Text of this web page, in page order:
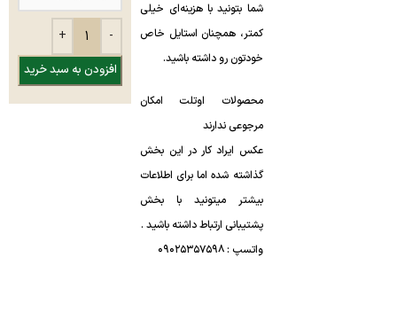
شما بتونید با هزینه‌ای خیلی
کمتر، همچنان استایل خاص
خودتون رو داشته باشید.
محصولات اوتلت امکان
مرجوعی ندارند
عکس ایراد کار در این بخش
گذاشته شده اما برای اطلاعات
بیشتر میتونید با بخش
پشتیبانی ارتباط داشته باشید .
واتسپ : ۰۹۰۲۵۳۵۷۵۹۸
افزودن به سبد خرید